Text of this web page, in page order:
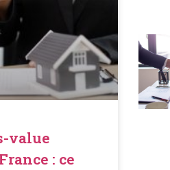
value
: ce